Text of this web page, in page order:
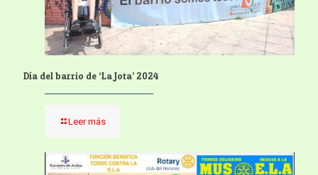
Día del barrio de ‘La Jota’ 2024
Leer más